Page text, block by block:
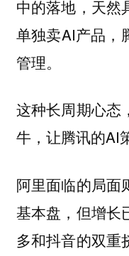
中的落地，天然
单独卖AI产品，
管理。
这种长周期心态
牛，让腾讯的AI
阿里面临的局面
基本盘，但增长
多和抖音的双重